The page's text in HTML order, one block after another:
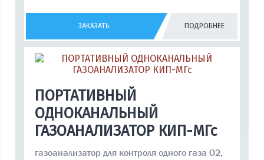
ЗАКАЗАТЬ ПОДРОБНЕЕ
ПОРТАТИВНЫЙ
ОДНОКАНАЛЬНЫЙ
ГАЗОАНАЛИЗАТОР КИП-МГс
газоанализатор для контроля одного газа О2,